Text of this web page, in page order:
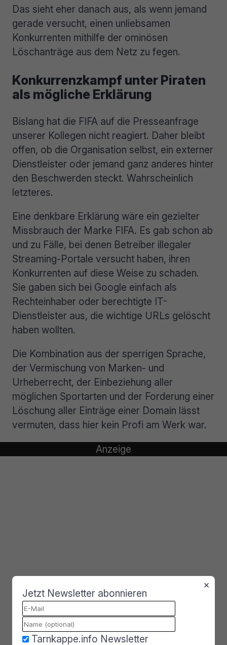
Das sieht eher danach aus, als wenn jemand
gerade versucht, einen unliebsamen
Konkurrenten mithilfe der ominösen
Löschanträge aus dem Netz zu fegen.
Konkurrenzkampf unter Piraten
als mögliche Erklärung
Bislang hat die FIFA auf die Presseanfrage
unserer Kollegen nicht reagiert. Daher bleibt
offen, ob die Organisation selbst, ein externer
Dienstleister oder jemand ganz anderes hinter
den Beschwerden steckt. Wahrscheinlich
letzteres.
Eine denkbare Erklärung wäre ein gezielter
Missbrauch der Marke FIFA. Es gab schon ab
und zu Fälle, bei denen Betreiber illegaler
Streaming-Portale versucht haben, ihren
Konkurrenten auf diese Weise zu schaden.
Sie gaben sich bei Google einfach als
Rechteinhaber oder berechtigte IT-
Dienstleister aus, die wichtige URLs gelöscht
haben wollten.
Die Kombination aus der sperrigen Sprache,
der Vermischung von Marken- und
Urheberrecht, der Einbeziehung aller
möglichen Sportarten und der Forderung einer
Löschung aller Einträge einer Domain lässt
vermuten, dass hier kein Profi am Werk war.
×
Jetzt Newsletter abonnieren
Tarnkappe.info Newsletter